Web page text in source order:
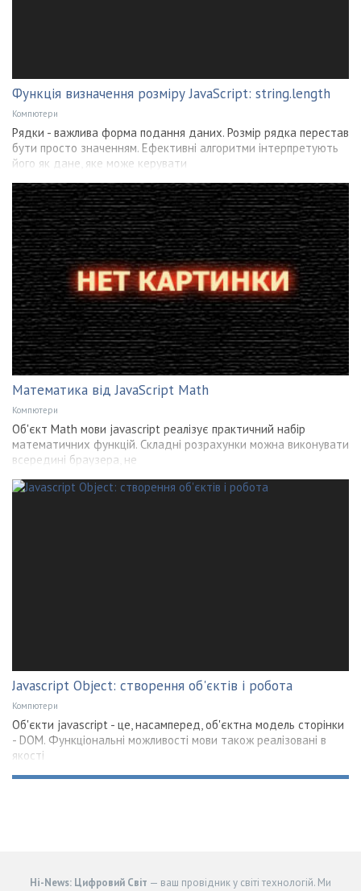
Функція визначення розміру JavaScript: string.length
Компютери
Рядки - важлива форма подання даних. Розмір рядка перестав
бути просто значенням. Ефективні алгоритми інтерпретують
його як дане, яке може керувати
Математика від JavaScript Math
Компютери
Об'єкт Math мови jаvascript реалізує практичний набір
математичних функцій. Складні розрахунки можна виконувати
всередині браузера, не
Javascript Object: створення об'єктів і робота
Компютери
Об'єкти jаvascript - це, насамперед, об'єктна модель сторінки
- DOM. Функціональні можливості мови також реалізовані в
якості
Hi-News: Цифровий Світ — ваш провідник у світі технологій. Ми